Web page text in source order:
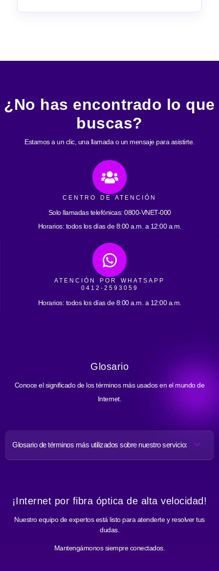
¿No has encontrado lo que
buscas?
Estamos a un clic, una llamada o un mensaje para asistirte.
CENTRO DE ATENCIÓN
Solo llamadas telefónicas: 0800-VNET-000
Horarios: todos los días de 8:00 a.m. a 12:00 a.m.
ATENCIÓN POR WHATSAPP
0412-2593059
Horarios: todos los días de 8:00 a.m. a 12:00 a.m.
Glosario
Conoce el significado de los términos más usados en el mundo de
Internet.
Glosario de términos más utilizados sobre nuestro servicio:
¡Internet por fibra óptica de alta velocidad!
Nuestro equipo de expertos está listo para atenderte y resolver tus
dudas.
Mantengámonos siempre conectados.